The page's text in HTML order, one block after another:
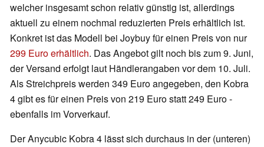
welcher insgesamt schon relativ günstig ist, allerdings
aktuell zu einem nochmal reduzierten Preis erhältlich ist.
Konkret ist das Modell bei Joybuy für einen Preis von nur
299 Euro erhältlich. Das Angebot gilt noch bis zum 9. Juni,
der Versand erfolgt laut Händlerangaben vor dem 10. Juli.
Als Streichpreis werden 349 Euro angegeben, den Kobra
4 gibt es für einen Preis von 219 Euro statt 249 Euro -
ebenfalls im Vorverkauf.
Der Anycubic Kobra 4 lässt sich durchaus in der (unteren)